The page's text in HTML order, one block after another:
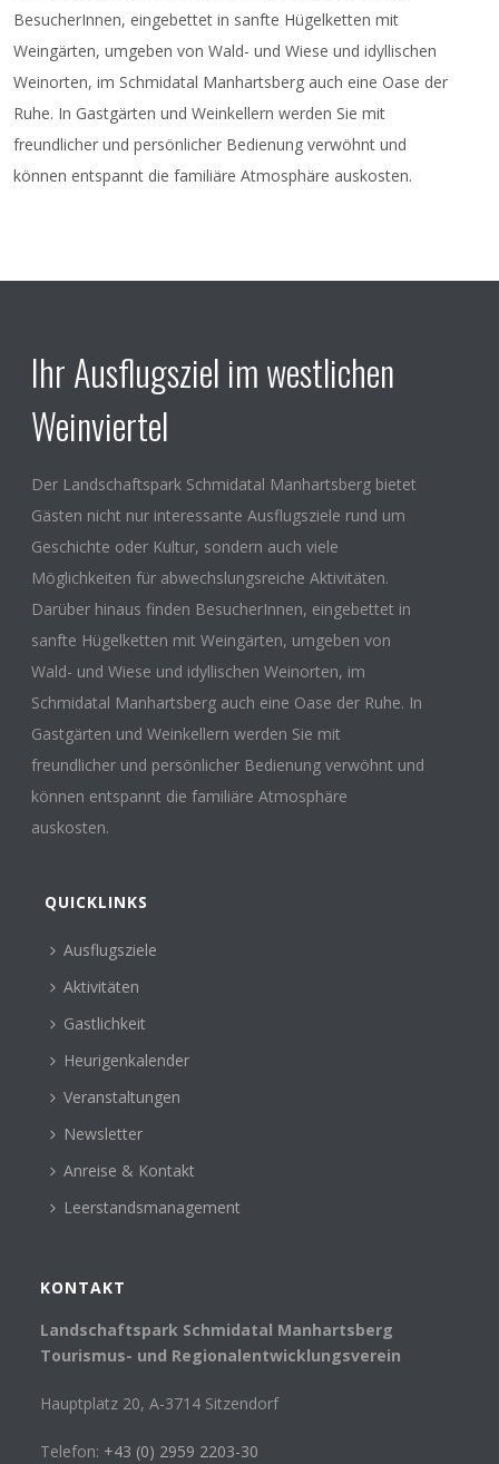
BesucherInnen, eingebettet in sanfte Hügelketten mit
Weingärten, umgeben von Wald- und Wiese und idyllischen
Weinorten, im Schmidatal Manhartsberg auch eine Oase der
Ruhe. In Gastgärten und Weinkellern werden Sie mit
freundlicher und persönlicher Bedienung verwöhnt und
können entspannt die familiäre Atmosphäre auskosten.
Ihr Ausflugsziel im westlichen
Weinviertel
Der Landschaftspark Schmidatal Manhartsberg bietet
Gästen nicht nur interessante Ausflugsziele rund um
Geschichte oder Kultur, sondern auch viele
Möglichkeiten für abwechslungsreiche Aktivitäten.
Darüber hinaus finden BesucherInnen, eingebettet in
sanfte Hügelketten mit Weingärten, umgeben von
Wald- und Wiese und idyllischen Weinorten, im
Schmidatal Manhartsberg auch eine Oase der Ruhe. In
Gastgärten und Weinkellern werden Sie mit
freundlicher und persönlicher Bedienung verwöhnt und
können entspannt die familiäre Atmosphäre
auskosten.
QUICKLINKS
Ausflugsziele
Aktivitäten
Gastlichkeit
Heurigenkalender
Veranstaltungen
Newsletter
Anreise & Kontakt
Leerstandsmanagement
KONTAKT
Landschaftspark Schmidatal Manhartsberg
Tourismus- und Regionalentwicklungsverein
Hauptplatz 20, A-3714 Sitzendorf
Telefon: +43 (0) 2959 2203-30